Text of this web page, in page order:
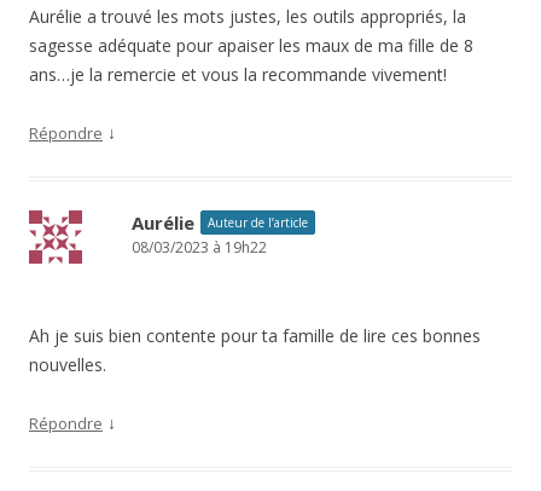
Aurélie a trouvé les mots justes, les outils appropriés, la
sagesse adéquate pour apaiser les maux de ma fille de 8
ans…je la remercie et vous la recommande vivement!
Répondre ↓
Aurélie Auteur de l’article
08/03/2023 à 19h22
Ah je suis bien contente pour ta famille de lire ces bonnes
nouvelles.
Répondre ↓